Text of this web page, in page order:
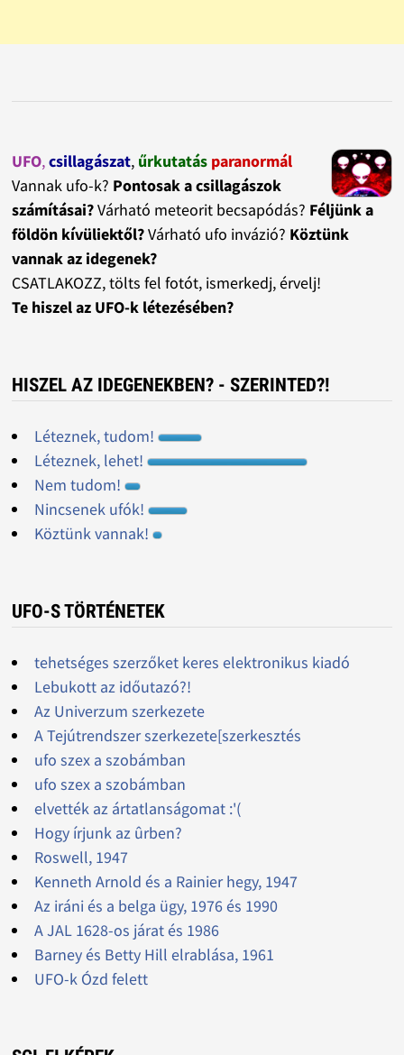
UFO,csillagászat, űrkutatás paranormál
Vannak ufo-k? Pontosak a csillagászok
számításai?Várható meteorit becsapódás? Féljünk a
földön kívüliektől?Várható ufo invázió? Köztünk
vannak az idegenek?
CSATLAKOZZ, tölts fel fotót, ismerkedj, érvelj!
Te hiszel az UFO-k létezésében?
HISZEL AZ IDEGENEKBEN? - SZERINTED?!
Léteznek, tudom!
Léteznek, lehet!
Nem tudom!
Nincsenek ufók!
Köztünk vannak!
UFO-S TÖRTÉNETEK
tehetséges szerzőket keres elektronikus kiadó
Lebukott az időutazó?!
Az Univerzum szerkezete
A Tejútrendszer szerkezete[szerkesztés
ufo szex a szobámban
ufo szex a szobámban
elvették az ártatlanságomat :'(
Hogy írjunk az ûrben?
Roswell, 1947
Kenneth Arnold és a Rainier hegy, 1947
Az iráni és a belga ügy, 1976 és 1990
A JAL 1628-os járat és 1986
Barney és Betty Hill elrablása, 1961
UFO-k Ózd felett